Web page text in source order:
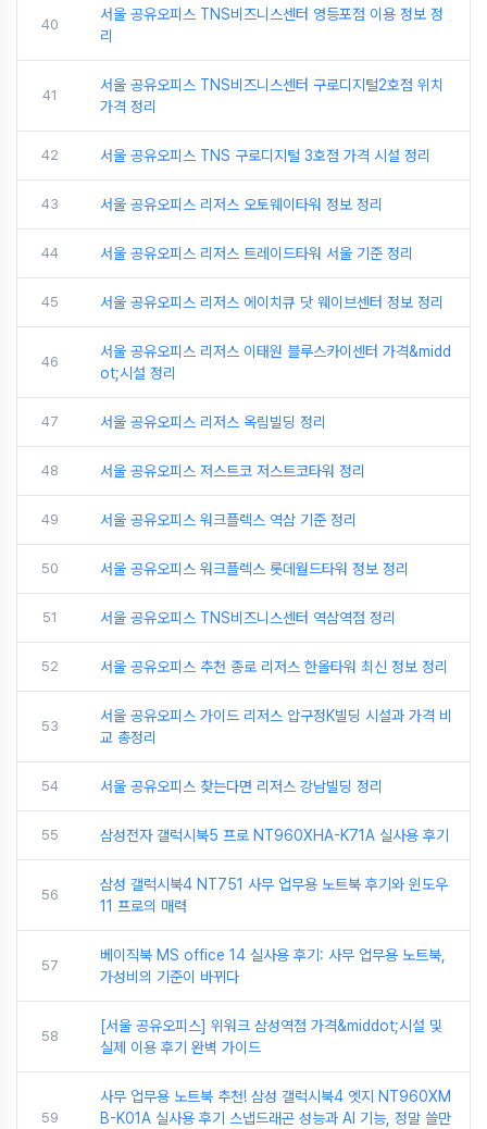
40
서울 공유오피스 TNS비즈니스센터 영등포점 이용 정보 정
리
41
서울 공유오피스 TNS비즈니스센터 구로디지털2호점 위치
가격 정리
42 서울 공유오피스 TNS 구로디지털 3호점 가격 시설 정리
43 서울 공유오피스 리저스 오토웨이타워 정보 정리
44 서울 공유오피스 리저스 트레이드타워 서울 기준 정리
45 서울 공유오피스 리저스 에이치큐 닷 웨이브센터 정보 정리
46
서울 공유오피스 리저스 이태원 블루스카이센터 가격&midd
ot;시설 정리
47 서울 공유오피스 리저스 옥림빌딩 정리
48 서울 공유오피스 저스트코 저스트코타워 정리
49 서울 공유오피스 워크플렉스 역삼 기준 정리
50 서울 공유오피스 워크플렉스 롯데월드타워 정보 정리
51 서울 공유오피스 TNS비즈니스센터 역삼역점 정리
52 서울 공유오피스 추천 종로 리저스 한올타워 최신 정보 정리
53
서울 공유오피스 가이드 리저스 압구정K빌딩 시설과 가격 비
교 총정리
54 서울 공유오피스 찾는다면 리저스 강남빌딩 정리
55 삼성전자 갤럭시북5 프로 NT960XHA-K71A 실사용 후기
56
삼성 갤럭시북4 NT751 사무 업무용 노트북 후기와 윈도우
11 프로의 매력
57
베이직북 MS office 14 실사용 후기: 사무 업무용 노트북,
가성비의 기준이 바뀌다
58
[서울 공유오피스] 위워크 삼성역점 가격&middot;시설 및
실제 이용 후기 완벽 가이드
59
사무 업무용 노트북 추천! 삼성 갤럭시북4 엣지 NT960XM
B-K01A 실사용 후기 스냅드래곤 성능과 AI 기능, 정말 쓸만